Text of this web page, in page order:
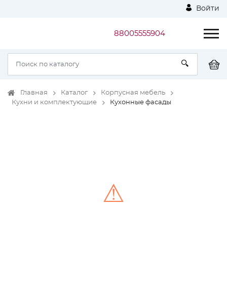
Войти
88005555904
Главная Каталог
Корпусная мебель
Кухни и комплектующие
Кухонные фасады
⚠